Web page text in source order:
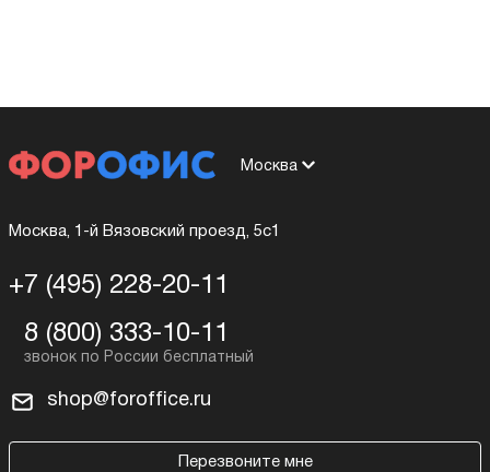
Москва
Москва, 1-й Вязовский проезд, 5с1
+7 (495) 228-20-11
8 (800) 333-10-11
shop@foroffice.ru
Перезвоните мне